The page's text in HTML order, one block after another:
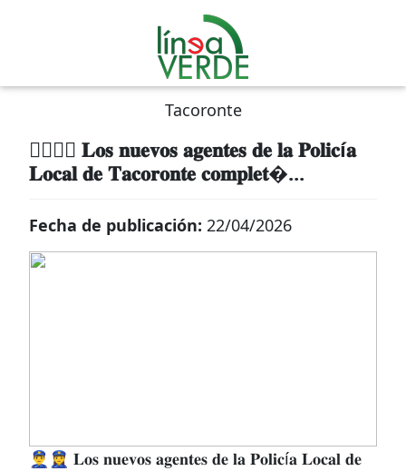
Tacoronte
👮‍♂️👮‍♀️ 𝐋𝐨𝐬 𝐧𝐮𝐞𝐯𝐨𝐬 𝐚𝐠𝐞𝐧𝐭𝐞𝐬 𝐝𝐞 𝐥𝐚 𝐏𝐨𝐥𝐢𝐜í𝐚
𝐋𝐨𝐜𝐚𝐥 𝐝𝐞 𝐓𝐚𝐜𝐨𝐫𝐨𝐧𝐭𝐞 𝐜𝐨𝐦𝐩𝐥𝐞𝐭�...
Fecha de publicación: 22/04/2026
👮‍♂️👮‍♀️ 𝐋𝐨𝐬 𝐧𝐮𝐞𝐯𝐨𝐬 𝐚𝐠𝐞𝐧𝐭𝐞𝐬 𝐝𝐞 𝐥𝐚 𝐏𝐨𝐥𝐢𝐜í𝐚 𝐋𝐨𝐜𝐚𝐥 𝐝𝐞